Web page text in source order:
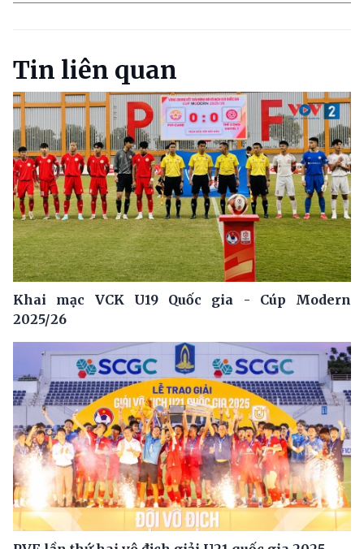
Tin liên quan
Khai mạc VCK U19 Quốc gia - Cúp Modern
2025/26